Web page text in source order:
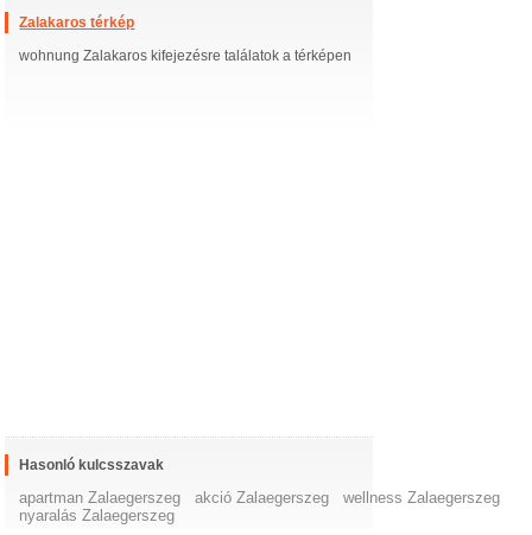
Zalakaros térkép
wohnung Zalakaros kifejezésre találatok a térképen
Hasonló kulcsszavak
apartman Zalaegerszeg akció Zalaegerszeg
wellness Zalaegerszeg
nyaralás Zalaegerszeg